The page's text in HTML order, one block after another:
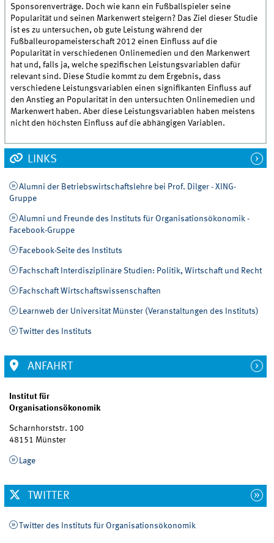
Sponsorenverträge. Doch wie kann ein Fußballspieler seine
Popularität und seinen Markenwert steigern? Das Ziel dieser Studie
ist es zu untersuchen, ob gute Leistung während der
Fußballeuropameisterschaft 2012 einen Einfluss auf die
Popularität in verschiedenen Onlinemedien und den Markenwert
hat und, falls ja, welche spezifischen Leistungsvariablen dafür
relevant sind. Diese Studie kommt zu dem Ergebnis, dass
verschiedene Leistungsvariablen einen signifikanten Einfluss auf
den Anstieg an Popularität in den untersuchten Onlinemedien und
Markenwert haben. Aber diese Leistungsvariablen haben meistens
nicht den höchsten Einfluss auf die abhängigen Variablen.
LINKS
Alumni der Betriebswirtschaftslehre bei Prof. Dilger - XING-
Gruppe
Alumni und Freunde des Instituts für Organisationsökonomik -
Facebook-Gruppe
Facebook-Seite des Instituts
Fachschaft Interdisziplinäre Studien: Politik, Wirtschaft und Recht
Fachschaft Wirtschaftswissenschaften
Learnweb der Universität Münster (Veranstaltungen des Instituts)
Twitter des Instituts
ANFAHRT
Institut für
Organisationsökonomik
Scharnhorststr. 100
48151 Münster
Lage
TWITTER
Twitter des Instituts für Organisationsökonomik